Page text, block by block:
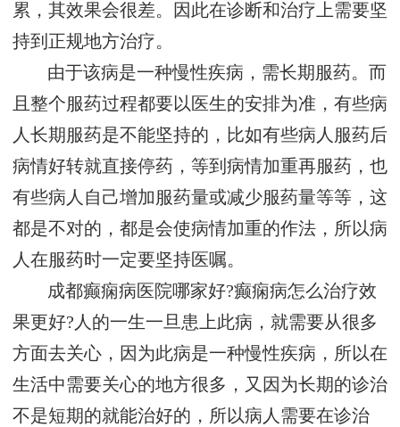
累，其效果会很差。因此在诊断和治疗上需要坚
持到正规地方治疗。
由于该病是一种慢性疾病，需长期服药。而
且整个服药过程都要以医生的安排为准，有些病
人长期服药是不能坚持的，比如有些病人服药后
病情好转就直接停药，等到病情加重再服药，也
有些病人自己增加服药量或减少服药量等等，这
都是不对的，都是会使病情加重的作法，所以病
人在服药时一定要坚持医嘱。
成都癫痫病医院哪家好?癫痫病怎么治疗效
果更好?人的一生一旦患上此病，就需要从很多
方面去关心，因为此病是一种慢性疾病，所以在
生活中需要关心的地方很多，又因为长期的诊治
不是短期的就能治好的，所以病人需要在诊治